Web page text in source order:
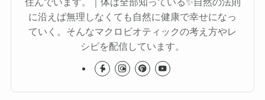
に沿えば無理しなくても自然に健康で幸せになっ
ていく。そんなマクロビオティックの考え方やレ
シピを配信しています。